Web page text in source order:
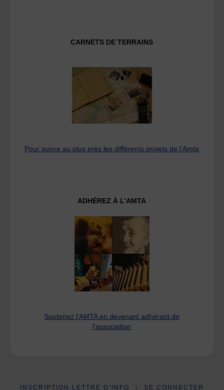
CARNETS DE TERRAINS
Pour suivre au plus près les différents projets de l’Amta
ADHÉREZ À L’AMTA
Soutenez l'AMTA en devenant adhérant de
l'association
INSCRIPTION LETTRE D’INFO SE CONNECTER